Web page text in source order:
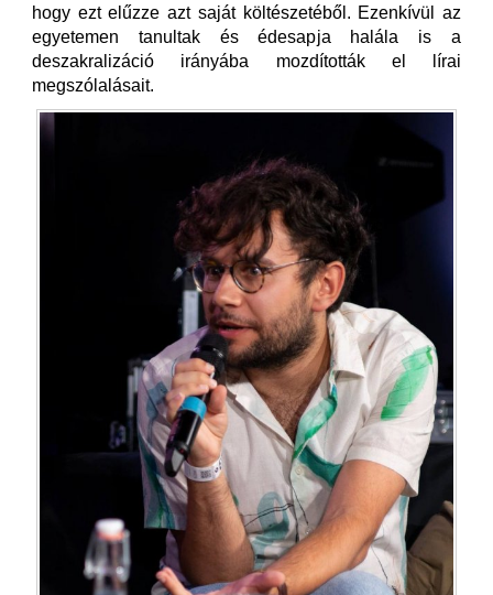
hogy ezt elűzze azt saját költészetéből. Ezenkívül az
egyetemen tanultak és édesapja halála is a
deszakralizáció irányába mozdították el lírai
megszólalásait.